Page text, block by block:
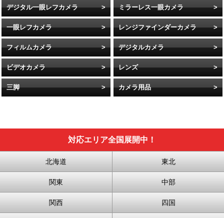
デジタル一眼レフカメラ ミラーレス一眼カメラ
一眼レフカメラ レンジファインダーカメラ
フィルムカメラ デジタルカメラ
ビデオカメラ レンズ
三脚 カメラ用品
対応エリア全国展開中！
北海道 東北
関東 中部
関西 四国